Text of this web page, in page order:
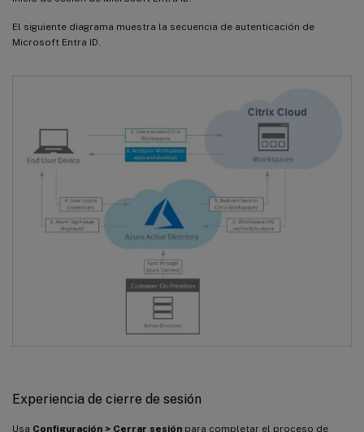
El siguiente diagrama muestra la secuencia de autenticación de
Microsoft Entra ID.
Experiencia de cierre de sesión
Usa Configuración > Cerrar sesión para completar el proceso de